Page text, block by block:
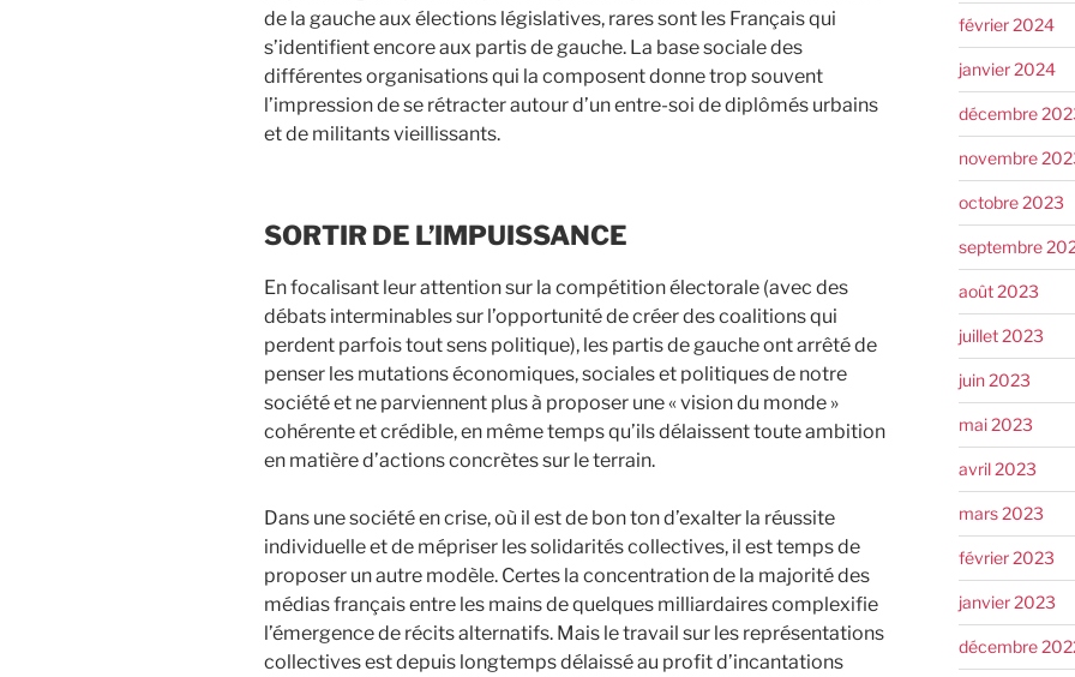
de la gauche aux élections législatives, rares sont les Français qui
s’identifient encore aux partis de gauche. La base sociale des
différentes organisations qui la composent donne trop souvent
l’impression de se rétracter autour d’un entre-soi de diplômés urbains
et de militants vieillissants.
SORTIR DE L’IMPUISSANCE
En focalisant leur attention sur la compétition électorale (avec des
débats interminables sur l’opportunité de créer des coalitions qui
perdent parfois tout sens politique), les partis de gauche ont arrêté de
penser les mutations économiques, sociales et politiques de notre
société et ne parviennent plus à proposer une « vision du monde »
cohérente et crédible, en même temps qu’ils délaissent toute ambition
en matière d’actions concrètes sur le terrain.
Dans une société en crise, où il est de bon ton d’exalter la réussite
individuelle et de mépriser les solidarités collectives, il est temps de
proposer un autre modèle. Certes la concentration de la majorité des
médias français entre les mains de quelques milliardaires complexifie
l’émergence de récits alternatifs. Mais le travail sur les représentations
collectives est depuis longtemps délaissé au profit d’incantations
février 2024
janvier 2024
décembre
novembre
octobre 2023
septembre
août 2023
juillet 2023
juin 2023
mai 2023
avril 2023
mars 2023
février 2023
janvier 2023
décembre